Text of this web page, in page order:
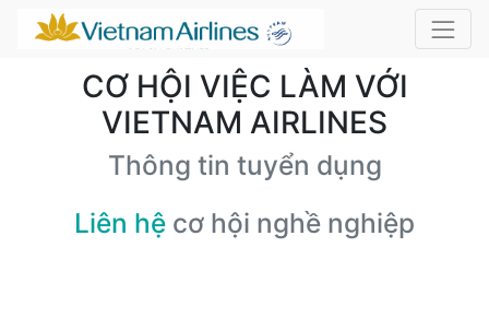
CƠ HỘI VIỆC LÀM VỚI
VIETNAM AIRLINES
Thông tin tuyển dụng
Liên hệ cơ hội nghề nghiệp